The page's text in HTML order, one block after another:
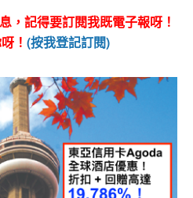
，記得要訂閱我既電子報呀！
！ (按我登記訂閱)